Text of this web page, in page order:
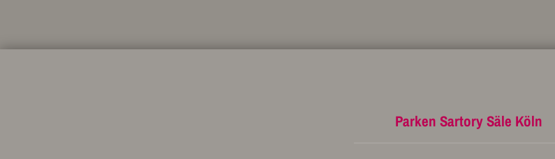
Parken Sartory Säle Köln